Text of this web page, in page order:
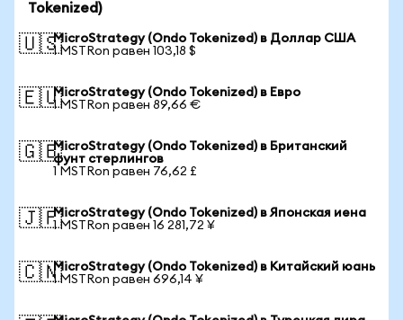
Tokenized)
🇺🇸MicroStrategy (Ondo Tokenized) в Доллар США
1 MSTRon равен 103,18 $
🇪🇺MicroStrategy (Ondo Tokenized) в Евро
1 MSTRon равен 89,66 €
🇬🇧MicroStrategy (Ondo Tokenized) в Британский
фунт стерлингов
1 MSTRon равен 76,62 £
🇯🇵MicroStrategy (Ondo Tokenized) в Японская иена
1 MSTRon равен 16 281,72 ¥
🇨🇳MicroStrategy (Ondo Tokenized) в Китайский юань
1 MSTRon равен 696,14 ¥